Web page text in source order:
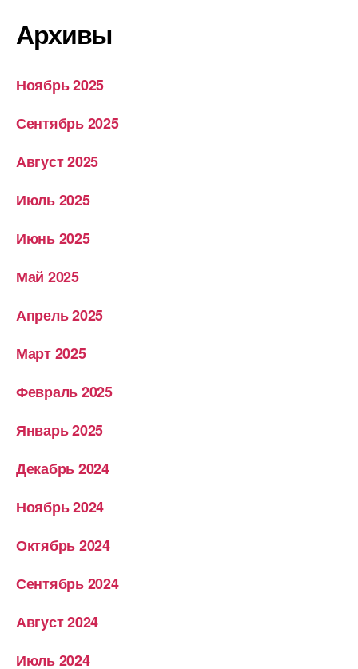
Архивы
Ноябрь 2025
Сентябрь 2025
Август 2025
Июль 2025
Июнь 2025
Май 2025
Апрель 2025
Март 2025
Февраль 2025
Январь 2025
Декабрь 2024
Ноябрь 2024
Октябрь 2024
Сентябрь 2024
Август 2024
Июль 2024